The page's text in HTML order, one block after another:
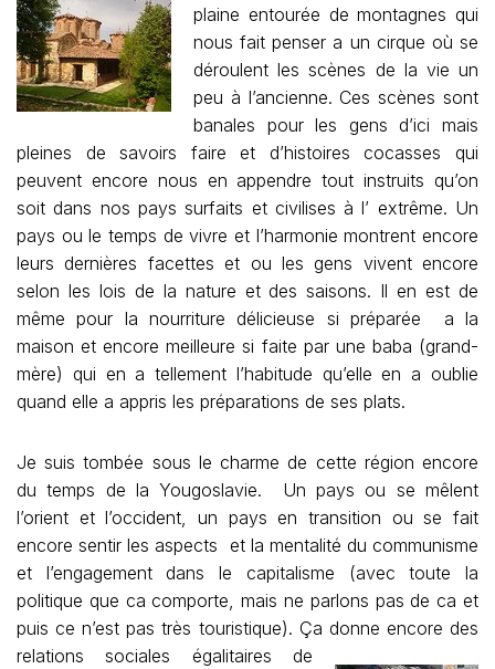
plaine entourée de montagnes qui
nous fait penser a un cirque où se
déroulent les scènes de la vie un
peu à l’ancienne. Ces scènes sont
banales pour les gens d’ici mais
pleines de savoirs faire et d’histoires cocasses qui
peuvent encore nous en appendre tout instruits qu’on
soit dans nos pays surfaits et civilises à l’ extrême. Un
pays ou le temps de vivre et l’harmonie montrent encore
leurs dernières facettes et ou les gens vivent encore
selon les lois de la nature et des saisons. Il en est de
même pour la nourriture délicieuse si préparée a la
maison et encore meilleure si faite par une baba (grand-
mère) qui en a tellement l’habitude qu’elle en a oublie
quand elle a appris les préparations de ses plats.
Je suis tombée sous le charme de cette région encore
du temps de la Yougoslavie. Un pays ou se mêlent
l’orient et l’occident, un pays en transition ou se fait
encore sentir les aspects et la mentalité du communisme
et l’engagement dans le capitalisme (avec toute la
politique que ca comporte, mais ne parlons pas de ca et
puis ce n’est pas très touristique). Ça donne encore des
relations sociales égalitaires de